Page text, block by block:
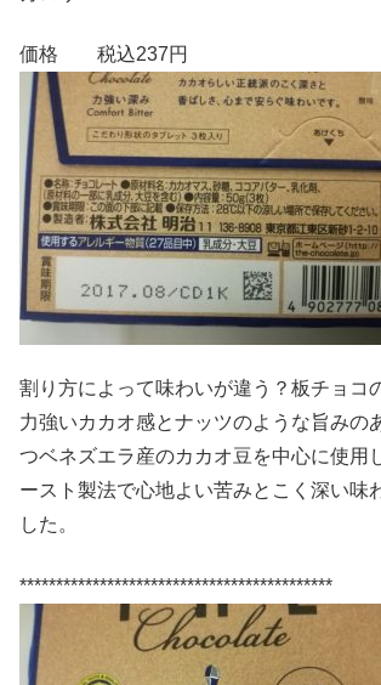
価格 税込237円
割り方によって味わいが違う？板チョコ
力強いカカオ感とナッツのような旨みの
つベネズエラ産のカカオ豆を中心に使用
ースト製法で心地よい苦みとこく深い味
した。
*******************************************